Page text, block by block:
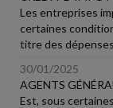
Les entreprises
certaines
titre des
30/01/2025
AGENTS
Est, sous